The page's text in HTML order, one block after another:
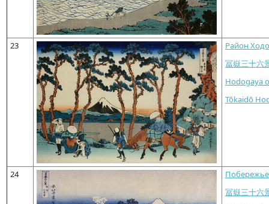
23
Район
冨嶽三十六
Hodogaya
Tōkaidō
24
冨嶽三十